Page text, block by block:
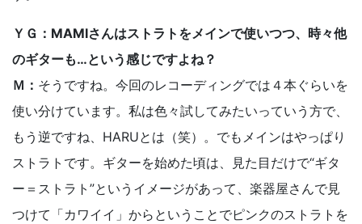
ＹＧ：MAMIさんはストラトをメインで使いつつ、時々他
のギターも…という感じですよね？
Ｍ： そうですね。今回のレコーディングでは４本ぐらいを
使い分けています。私は色々試してみたいっていう方で、
もう逆ですね、HARUとは（笑）。でもメインはやっぱり
ストラトです。ギターを始めた頃は、見た目だけで“ギタ
ー＝ストラト”というイメージがあって、楽器屋さんで見
つけて「カワイイ」からということでピンクのストラトを